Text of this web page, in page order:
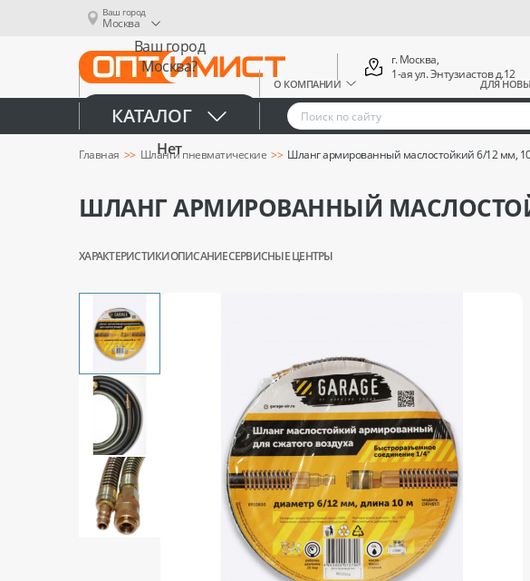
Ваш город
Москва
Ваш город
Москва?
Да
Нет
О КОМПАНИИ ДЛЯ
г. Москва,
1-ая ул. Энтузиастов д.12
КАТАЛОГ
Главная Шланги пневматические Шланг армированный маслостойкий 6/12 мм,
ШЛАНГ АРМИРОВАННЫЙ
ХАРАКТЕРИСТИКИОПИСАНИЕСЕРВИСНЫЕ ЦЕНТРЫ